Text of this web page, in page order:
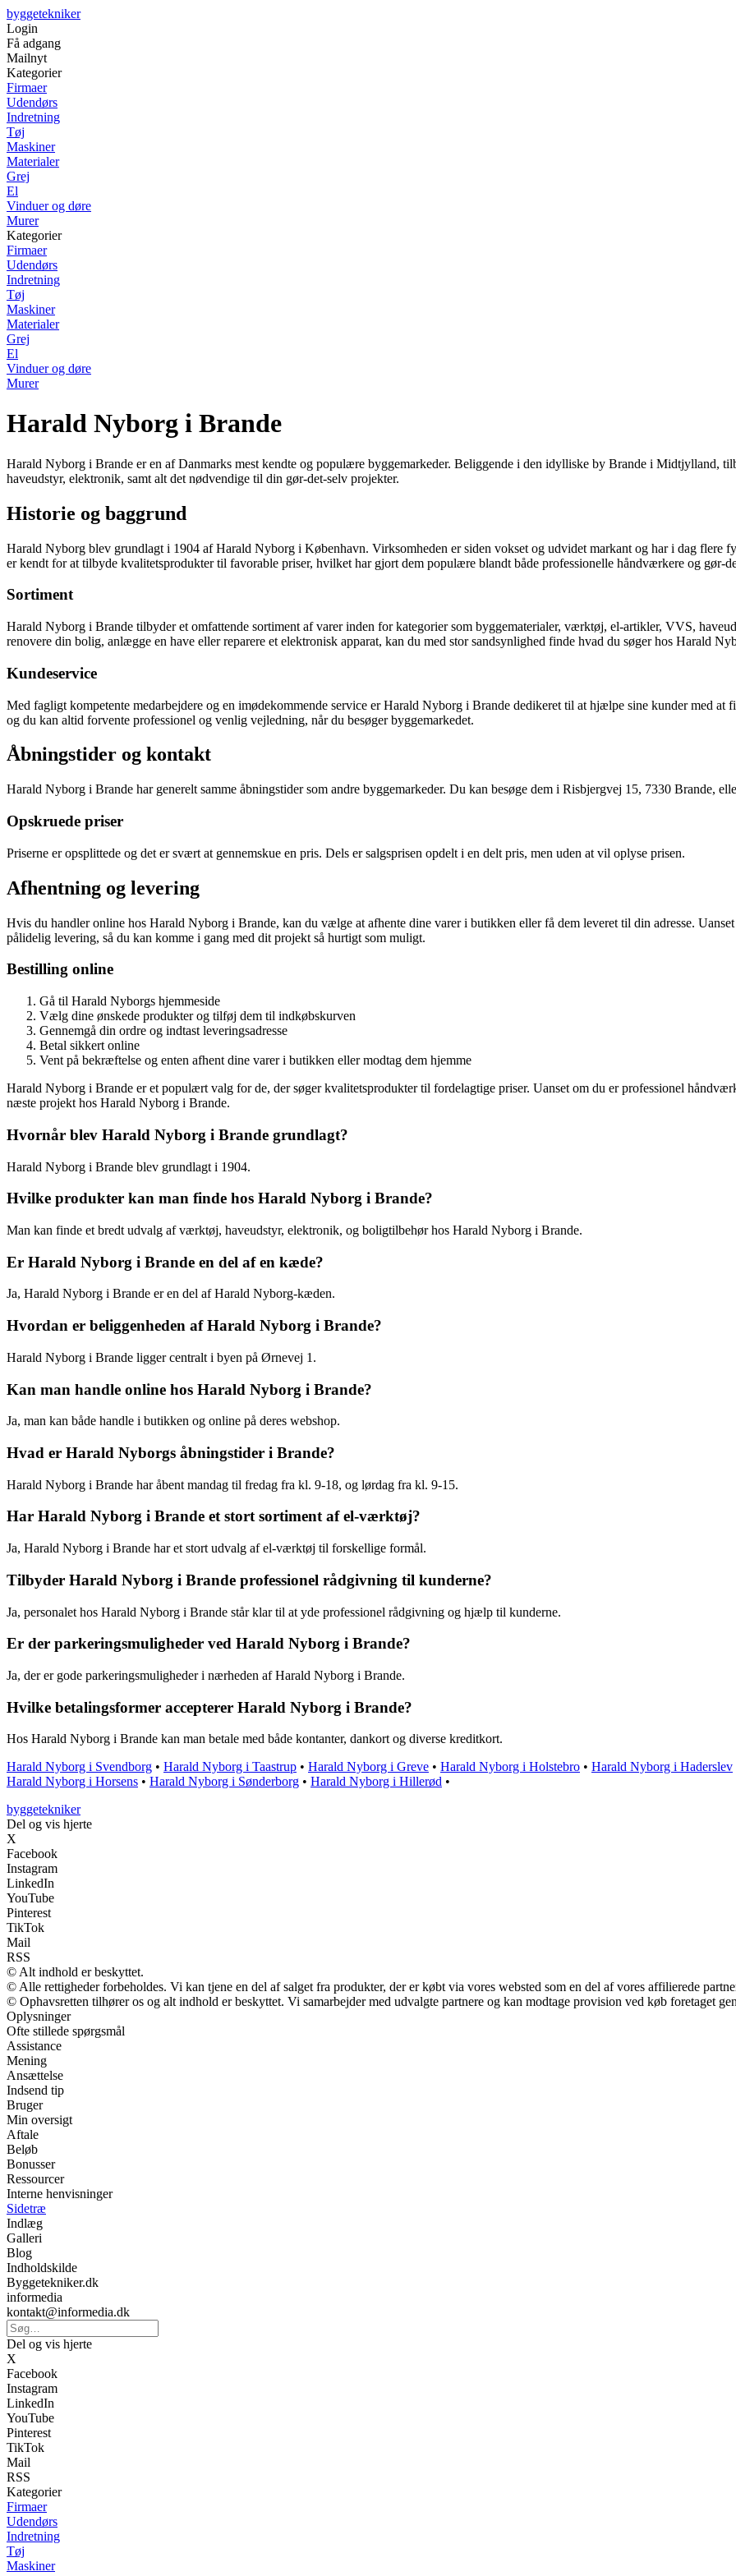
byggetekniker
Login
Få adgang
Mailnyt
Kategorier
Firmaer
Udendørs
Indretning
Tøj
Maskiner
Materialer
Grej
El
Vinduer og døre
Murer
Kategorier
Firmaer
Udendørs
Indretning
Tøj
Maskiner
Materialer
Grej
El
Vinduer og døre
Murer
Harald Nyborg i Brande
Harald Nyborg i Brande er en af Danmarks mest kendte og populære byggemarkeder. Beliggende i den idylliske by Brande i Midtjylland,
haveudstyr, elektronik, samt alt det nødvendige til din gør-det-selv projekter.
Historie og baggrund
Harald Nyborg blev grundlagt i 1904 af Harald Nyborg i København. Virksomheden er siden vokset og udvidet markant og har i dag flere
er kendt for at tilbyde kvalitetsprodukter til favorable priser, hvilket har gjort dem populære blandt både professionelle håndværkere og gør-
Sortiment
Harald Nyborg i Brande tilbyder et omfattende sortiment af varer inden for kategorier som byggematerialer, værktøj, el-artikler, VVS,
renovere din bolig, anlægge en have eller reparere et elektronisk apparat, kan du med stor sandsynlighed finde hvad du søger hos Harald
Kundeservice
Med fagligt kompetente medarbejdere og en imødekommende service er Harald Nyborg i Brande dedikeret til at hjælpe sine kunder med at
og du kan altid forvente professionel og venlig vejledning, når du besøger byggemarkedet.
Åbningstider og kontakt
Harald Nyborg i Brande har generelt samme åbningstider som andre byggemarkeder. Du kan besøge dem i Risbjergvej 15, 7330 Brande,
Opskruede priser
Priserne er opsplittede og det er svært at gennemskue en pris. Dels er salgsprisen opdelt i en delt pris, men uden at vil oplyse prisen.
Afhentning og levering
Hvis du handler online hos Harald Nyborg i Brande, kan du vælge at afhente dine varer i butikken eller få dem leveret til din adresse.
pålidelig levering, så du kan komme i gang med dit projekt så hurtigt som muligt.
Bestilling online
Gå til Harald Nyborgs hjemmeside
Vælg dine ønskede produkter og tilføj dem til indkøbskurven
Gennemgå din ordre og indtast leveringsadresse
Betal sikkert online
Vent på bekræftelse og enten afhent dine varer i butikken eller modtag dem hjemme
Harald Nyborg i Brande er et populært valg for de, der søger kvalitetsprodukter til fordelagtige priser. Uanset om du er professionel
næste projekt hos Harald Nyborg i Brande.
Hvornår blev Harald Nyborg i Brande grundlagt?
Harald Nyborg i Brande blev grundlagt i 1904.
Hvilke produkter kan man finde hos Harald Nyborg i Brande?
Man kan finde et bredt udvalg af værktøj, haveudstyr, elektronik, og boligtilbehør hos Harald Nyborg i Brande.
Er Harald Nyborg i Brande en del af en kæde?
Ja, Harald Nyborg i Brande er en del af Harald Nyborg-kæden.
Hvordan er beliggenheden af Harald Nyborg i Brande?
Harald Nyborg i Brande ligger centralt i byen på Ørnevej 1.
Kan man handle online hos Harald Nyborg i Brande?
Ja, man kan både handle i butikken og online på deres webshop.
Hvad er Harald Nyborgs åbningstider i Brande?
Harald Nyborg i Brande har åbent mandag til fredag fra kl. 9-18, og lørdag fra kl. 9-15.
Har Harald Nyborg i Brande et stort sortiment af el-værktøj?
Ja, Harald Nyborg i Brande har et stort udvalg af el-værktøj til forskellige formål.
Tilbyder Harald Nyborg i Brande professionel rådgivning til kunderne?
Ja, personalet hos Harald Nyborg i Brande står klar til at yde professionel rådgivning og hjælp til kunderne.
Er der parkeringsmuligheder ved Harald Nyborg i Brande?
Ja, der er gode parkeringsmuligheder i nærheden af Harald Nyborg i Brande.
Hvilke betalingsformer accepterer Harald Nyborg i Brande?
Hos Harald Nyborg i Brande kan man betale med både kontanter, dankort og diverse kreditkort.
Harald Nyborg i Svendborg • Harald Nyborg i Taastrup • Harald Nyborg i Greve • Harald Nyborg i Holstebro • Harald Nyborg i Haderslev
Harald Nyborg i Horsens • Harald Nyborg i Sønderborg • Harald Nyborg i Hillerød •
byggetekniker
Del og vis hjerte
X
Facebook
Instagram
LinkedIn
YouTube
Pinterest
TikTok
Mail
RSS
© Alt indhold er beskyttet.
© Alle rettigheder forbeholdes. Vi kan tjene en del af salget fra produkter, der er købt via vores websted som en del af vores affilierede
© Ophavsretten tilhører os og alt indhold er beskyttet. Vi samarbejder med udvalgte partnere og kan modtage provision ved køb foretaget
Oplysninger
Ofte stillede spørgsmål
Assistance
Mening
Ansættelse
Indsend tip
Bruger
Min oversigt
Aftale
Beløb
Bonusser
Ressourcer
Interne henvisninger
Sidetræ
Indlæg
Galleri
Blog
Indholdskilde
Byggetekniker.dk
informedia
kontakt@informedia.dk
Del og vis hjerte
X
Facebook
Instagram
LinkedIn
YouTube
Pinterest
TikTok
Mail
RSS
Kategorier
Firmaer
Udendørs
Indretning
Tøj
Maskiner